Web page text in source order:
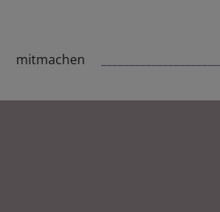
mitmachen